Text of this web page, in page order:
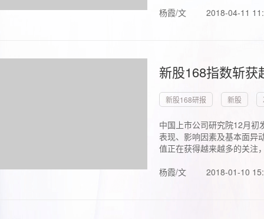
杨霞/文 2018-04-11
新股168指数斩
新股168研报 新股
中国上市公司研究院12月初
表现、影响因素及基本面异
值正在获得越来越多的关注
杨霞/文
2018-01-10